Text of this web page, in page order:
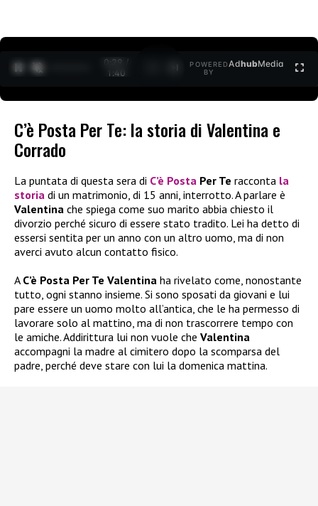
0:30 /
1:40
POWERED
BY
AdhubMedia
C’è Posta Per Te: la storia di Valentina e
Corrado
La puntata di questa sera di C’è Posta Per Te racconta la
storia di un matrimonio, di 15 anni, interrotto. A parlare è
Valentina che spiega come suo marito abbia chiesto il
divorzio perché sicuro di essere stato tradito. Lei ha detto di
essersi sentita per un anno con un altro uomo, ma di non
averci avuto alcun contatto fisico.
A C’è Posta Per Te Valentina ha rivelato come, nonostante
tutto, ogni stanno insieme. Si sono sposati da giovani e lui
pare essere un uomo molto all’antica, che le ha permesso di
lavorare solo al mattino, ma di non trascorrere tempo con
le amiche. Addirittura lui non vuole che Valentina
accompagni la madre al cimitero dopo la scomparsa del
padre, perché deve stare con lui la domenica mattina.